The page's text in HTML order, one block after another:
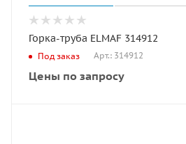
Горка-труба ELMAF 314912
Под заказ Арт.: 314912
Цены по запросу